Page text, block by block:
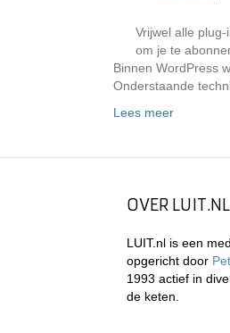
Vrijwel alle
om je te
Binnen WordPress
Onderstaande
Lees meer
OVER LUIT.NL
LUIT.nl is een
opgericht door
1993 actief in
de keten.